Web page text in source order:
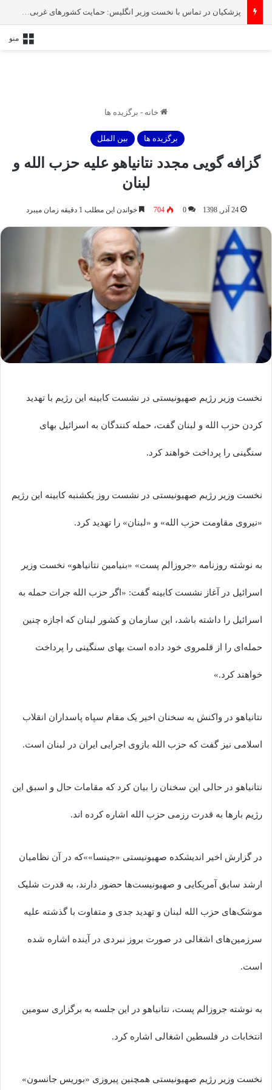
پزشکیان در تماس با نخست‌ وزیر انگلیس: حمایت کشور‌های غربی از رژیم صهیونیستی امنیت منطقه و جهان را به خطر انداخته است
منو
خانه - برگزیده ها
برگزیده ها بین الملل
گزافه گویی مجدد نتانیاهو علیه حزب الله و
لبنان
24 آذر, 1398 0
704 خواندن این مطلب 1 دقیقه زمان میبرد
نخست وزیر رژیم صهیونیستی در نشست کابینه این رژیم با تهدید
کردن حزب الله و لبنان گفت، حمله کنندگان به اسرائیل بهای
سنگینی را پرداخت خواهند کرد.
نخست وزیر رژیم صهیونیستی در نشست روز یکشنبه کابینه این رژیم
«نیروی مقاومت حزب الله» و «لبنان» را تهدید کرد.
به نوشته روزنامه «جروزالم پست» «بنیامین نتانیاهو» نخست وزیر
اسرائیل در آغاز نشست کابینه گفت: «اگر حزب الله جرات حمله به
اسرائیل را داشته باشد، این سازمان و کشور لبنان که اجازه چنین
حمله‌ای را از قلمروی خود داده است بهای سنگینی را پرداخت
خواهند کرد.»
نتانیاهو در واکنش به سخنان اخیر یک مقام سپاه پاسداران انقلاب
اسلامی نیز گفت که حزب الله بازوی اجرایی ایران در لبنان است.
نتانیاهو در حالی این سخنان را بیان کرد که مقامات حال و اسبق این
رژیم بارها به قدرت رزمی حزب الله اشاره کرده اند.
در گزارش اخیر اندیشکده صهیونیستی «جینسا»»که در آن نظامیان
ارشد سابق آمریکایی و صهیونیست‌ها حضور دارند، به قدرت شلیک
موشک‌های حزب الله لبنان و تهدید جدی و متفاوت با گذشته علیه
سرزمین‌های اشغالی در صورت بروز نبردی در آینده اشاره شده
است.
به نوشته جروزالم پست، نتانیاهو در این جلسه به برگزاری سومین
انتخابات در فلسطین اشغالی اشاره کرد.
نخست وزیر رژیم صهیونیستی همچنین پیروزی «بوریس جانسون»